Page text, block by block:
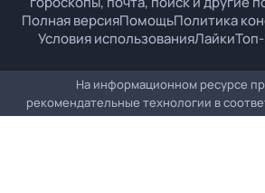
Полная версияПомощьПолитика
Условия использованияЛайки
На информационном ресурсе
рекомендательные технологии в